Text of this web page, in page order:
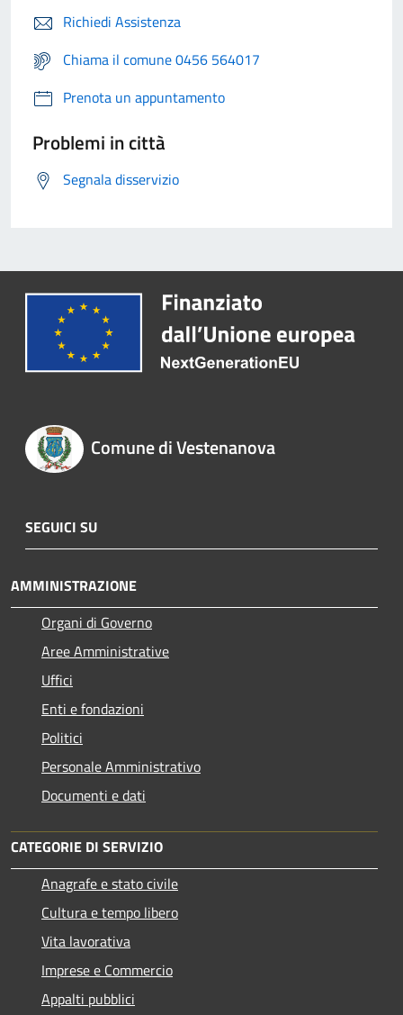
Richiedi Assistenza
Chiama il comune 0456 564017
Prenota un appuntamento
Problemi in città
Segnala disservizio
Comune di Vestenanova
SEGUICI SU
AMMINISTRAZIONE
Organi di Governo
Aree Amministrative
Uffici
Enti e fondazioni
Politici
Personale Amministrativo
Documenti e dati
CATEGORIE DI SERVIZIO
Anagrafe e stato civile
Cultura e tempo libero
Vita lavorativa
Imprese e Commercio
Appalti pubblici